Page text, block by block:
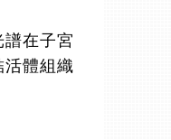
譜在子宮
活體組織